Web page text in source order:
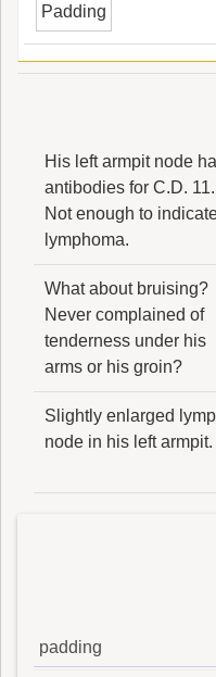
Padding
His left armpit node
antibodies for C.D. 11.
Not enough to
lymphoma.
What about bruising?
Never complained of
tenderness under his
arms or his groin?
Slightly enlarged
node in his left armpit.
padding